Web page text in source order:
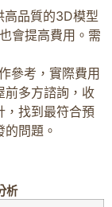
高品質的3D模型
會提高費用。需
參考，實際費用
前多方諮詢，收
，找到最符合預
問題。
析